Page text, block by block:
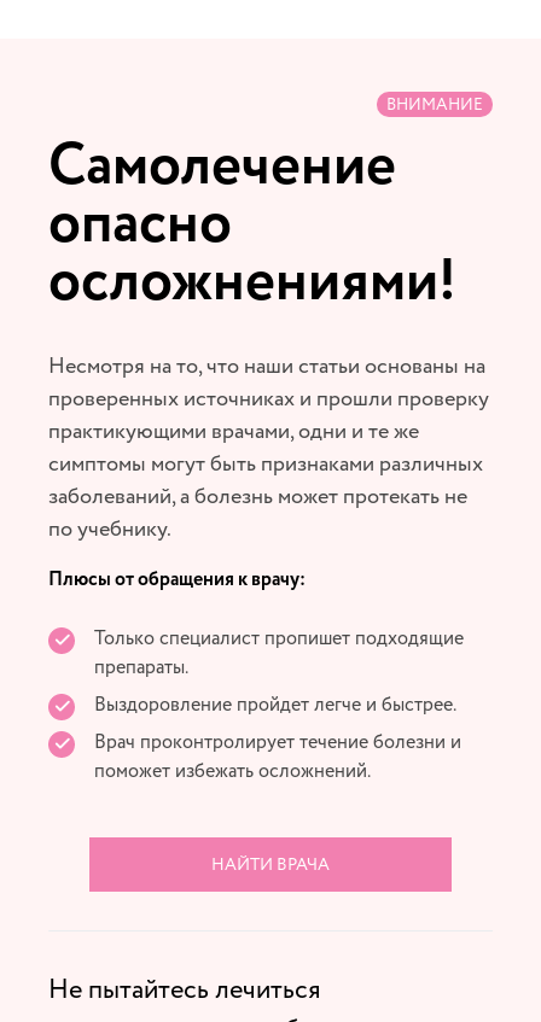
Самолечение
опасно
осложнениями!
ВНИМАНИЕ
Несмотря на то, что наши статьи основаны на
проверенных источниках и прошли проверку
практикующими врачами, одни и те же
симптомы могут быть признаками различных
заболеваний, а болезнь может протекать не
по учебнику.
Плюсы от обращения к врачу:
Только специалист пропишет подходящие
препараты.
Выздоровление пройдет легче и быстрее.
Врач проконтролирует течение болезни и
поможет избежать осложнений.
НАЙТИ ВРАЧА
Не пытайтесь лечиться